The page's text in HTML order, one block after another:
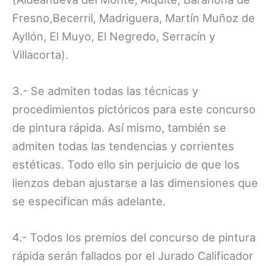
Fresno,Becerril, Madriguera, Martín Muñoz de
Ayllón, El Muyo, El Negredo, Serracín y
Villacorta).
3.- Se admiten todas las técnicas y
procedimientos pictóricos para este concurso
de pintura rápida. Así mismo, también se
admiten todas las tendencias y corrientes
estéticas. Todo ello sin perjuicio de que los
lienzos deban ajustarse a las dimensiones que
se especifican más adelante.
4.- Todos los premios del concurso de pintura
rápida serán fallados por el Jurado Calificador